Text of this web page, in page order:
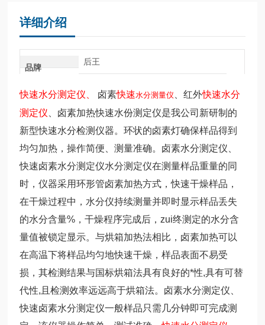
详细介绍
品牌
后王
快速水分测定仪、 卤素快速水分测量仪 、红外快速水分
测定仪 、卤素加热快速水份测定仪是我公司新研制的
新型快速水分检测仪器。环状的卤素灯确保样品得到
均匀加热，操作简便、测量准确。卤素水分测定仪、
快速卤素水分测定仪水分测定仪在测量样品重量的同
时，仪器采用环形管卤素加热方式，快速干燥样品，
在干燥过程中，水分仪持续测量并即时显示样品丢失
的水分含量%，干燥程序完成后，zui终测定的水分含
量值被锁定显示。与烘箱加热法相比，卤素加热可以
在高温下将样品均匀地快速干燥，样品表面不易受
损，其检测结果与国标烘箱法具有良好的*性,具有可替
代性,且检测效率远远高于烘箱法。卤素水分测定仪、
快速卤素水分测定仪一般样品只需几分钟即可完成测